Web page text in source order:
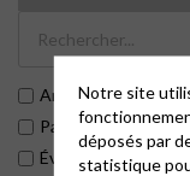
Articles
Pages
Évènements
Notre site
déposés par
statistique